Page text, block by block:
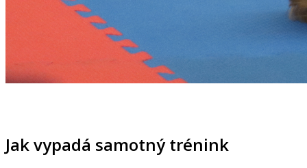
Jak vypadá samotný trénink